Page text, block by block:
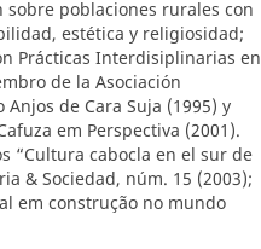
poblaciones rurales con
estética y religiosidad;
Prácticas Interdisiplinarias en
de la Asociación
de Cara Suja (1995) y
em Perspectiva (2001).
“Cultura cabocla en el sur de
& Sociedad, núm. 15 (2003);
em construção no mundo